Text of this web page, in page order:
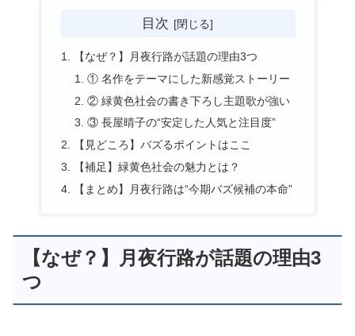
目次
【なぜ？】月夜行路が話題の理由3つ
① 名作をテーマにした新感覚ストーリー
② 緑黄色社会の書き下ろし主題歌が強い
③ 長屋晴子の“安定した人気と注目度”
【見どころ】バズるポイントはここ
【補足】緑黄色社会の魅力とは？
【まとめ】月夜行路は“今期バズ候補の本命”
【なぜ？】月夜行路が話題の理由3
つ